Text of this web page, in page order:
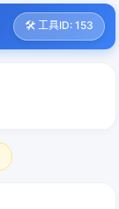
🛠️ 工具ID: 153